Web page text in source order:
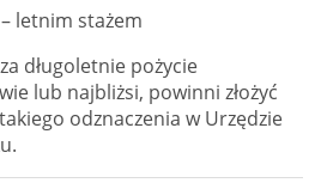
letnim stażem
długoletnie pożycie
lub najbliżsi, powinni złożyć
odznaczenia w Urzędzie